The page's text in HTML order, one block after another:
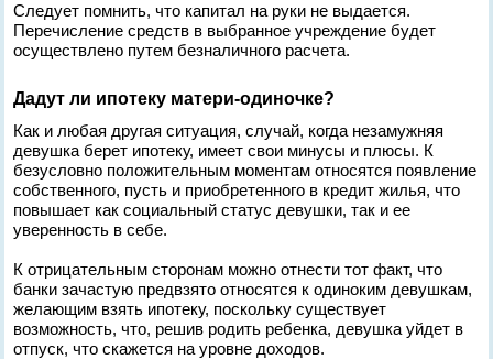
Следует помнить, что капитал на руки не выдается.
Перечисление средств в выбранное учреждение будет
осуществлено путем безналичного расчета.
Дадут ли ипотеку матери-одиночке?
Как и любая другая ситуация, случай, когда незамужняя
девушка берет ипотеку, имеет свои минусы и плюсы. К
безусловно положительным моментам относятся появление
собственного, пусть и приобретенного в кредит жилья, что
повышает как социальный статус девушки, так и ее
уверенность в себе.
К отрицательным сторонам можно отнести тот факт, что
банки зачастую предвзято относятся к одиноким девушкам,
желающим взять ипотеку, поскольку существует
возможность, что, решив родить ребенка, девушка уйдет в
отпуск, что скажется на уровне доходов.